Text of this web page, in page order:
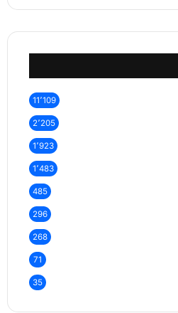
11٬109
2٬205
1٬923
1٬483
485
296
268
71
35